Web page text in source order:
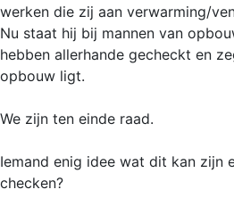
werken die zij aan verwarming/
Nu staat hij bij mannen van
hebben allerhande gecheckt en
opbouw ligt.
We zijn ten einde raad.
Iemand enig idee wat dit kan zijn
checken?